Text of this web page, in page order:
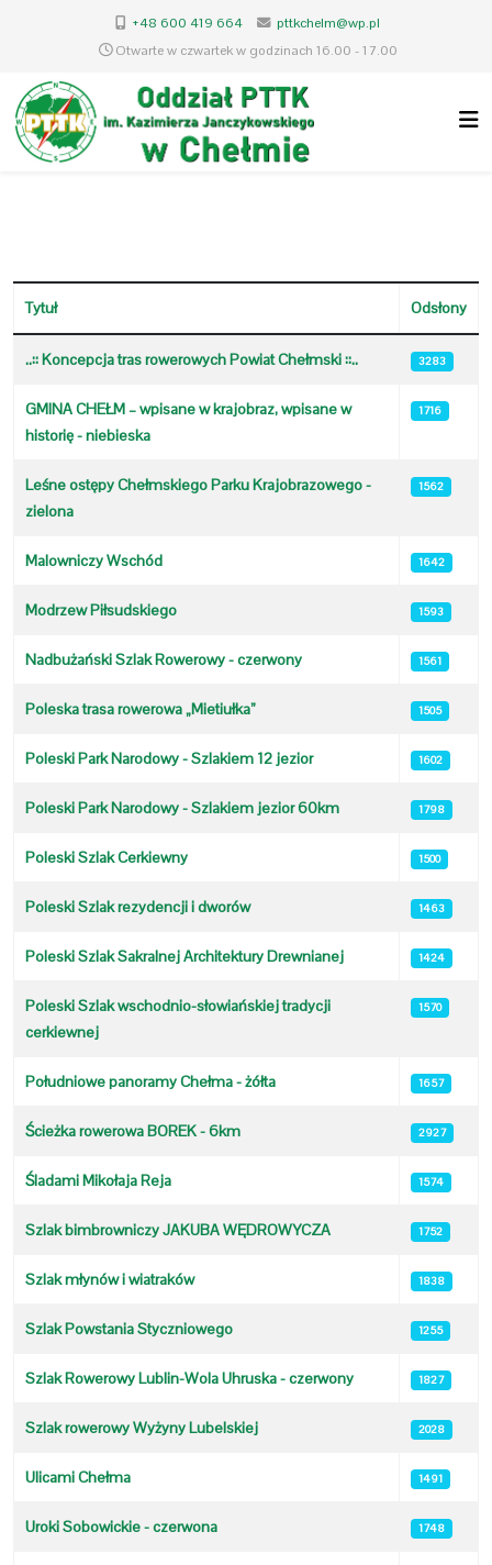
+48 600 419 664
pttkchelm@wp.pl
Otwarte w czwartek w godzinach 16.00 - 17.00
Tytuł Odsłony
..:: Koncepcja tras rowerowych Powiat Chełmski ::.. 3283
GMINA CHEŁM – wpisane w krajobraz, wpisane w
historię - niebieska
1716
Leśne ostępy Chełmskiego Parku Krajobrazowego -
zielona
1562
Malowniczy Wschód 1642
Modrzew Piłsudskiego 1593
Nadbużański Szlak Rowerowy - czerwony 1561
Poleska trasa rowerowa „Mietiułka” 1505
Poleski Park Narodowy - Szlakiem 12 jezior 1602
Poleski Park Narodowy - Szlakiem jezior 60km 1798
Poleski Szlak Cerkiewny 1500
Poleski Szlak rezydencji i dworów 1463
Poleski Szlak Sakralnej Architektury Drewnianej 1424
Poleski Szlak wschodnio-słowiańskiej tradycji
cerkiewnej
1570
Południowe panoramy Chełma - żółta 1657
Ścieżka rowerowa BOREK - 6km 2927
Śladami Mikołaja Reja 1574
Szlak bimbrowniczy JAKUBA WĘDROWYCZA 1752
Szlak młynów i wiatraków 1838
Szlak Powstania Styczniowego 1255
Szlak Rowerowy Lublin-Wola Uhruska - czerwony 1827
Szlak rowerowy Wyżyny Lubelskiej 2028
Ulicami Chełma 1491
Uroki Sobowickie - czerwona 1748